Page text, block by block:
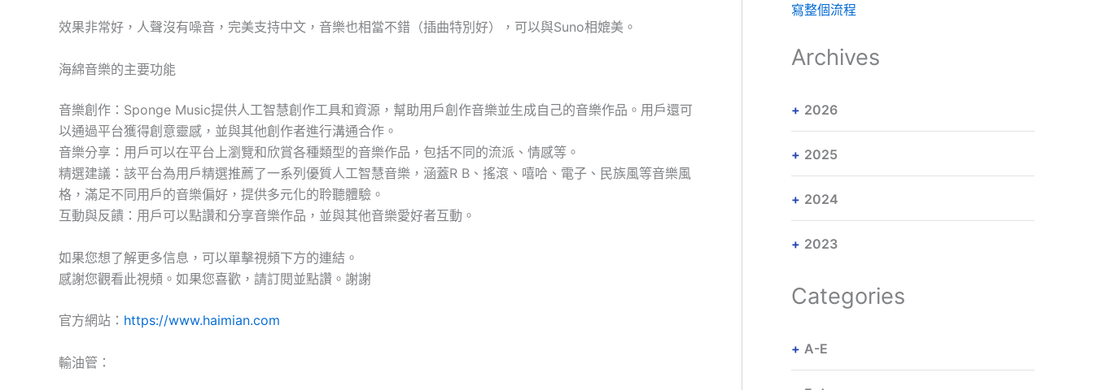
效果非常好，人聲沒有噪音，完美支持中文，音樂也相當不錯（插曲特別好），可以與Suno相媲美。
海綿音樂的主要功能
音樂創作：Sponge Music提供人工智慧創作工具和資源，幫助用戶創作音樂並生成自己的音樂作品。用戶還可
以通過平台獲得創意靈感，並與其他創作者進行溝通合作。
音樂分享：用戶可以在平台上瀏覽和欣賞各種類型的音樂作品，包括不同的流派、情感等。
精選建議：該平台為用戶精選推薦了一系列優質人工智慧音樂，涵蓋R B、搖滾、嘻哈、電子、民族風等音樂風
格，滿足不同用戶的音樂偏好，提供多元化的聆聽體驗。
互動與反饋：用戶可以點讚和分享音樂作品，並與其他音樂愛好者互動。
如果您想了解更多信息，可以單擊視頻下方的連結。
感謝您觀看此視頻。如果您喜歡，請訂閱並點讚。謝謝
官方網站： https://www.haimian.com
輸油管：
寫整個流程
Archives
2026
2025
2024
2023
Categories
A-E